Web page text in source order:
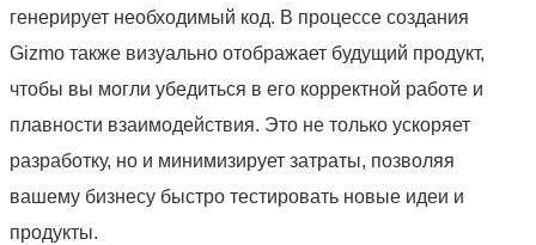
генерирует необходимый код. В процессе создания
Gizmo также визуально отображает будущий продукт,
чтобы вы могли убедиться в его корректной работе и
плавности взаимодействия. Это не только ускоряет
разработку, но и минимизирует затраты, позволяя
вашему бизнесу быстро тестировать новые идеи и
продукты.